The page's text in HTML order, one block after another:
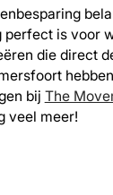
is voor
die direct
bij The
veel meer!